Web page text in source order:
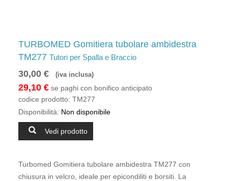
TURBOMED Gomitiera tubolare ambidestra
TM277 Tutori per Spalla e Braccio
30,00 € (iva inclusa)
29,10 € se paghi con bonifico anticipato
codice prodotto: TM277
Disponibilità: Non disponibile
Vedi prodotto
Turbomed Gomitiera tubolare ambidestra TM277 con
chiusura in velcro, ideale per epicondiliti e borsiti. La